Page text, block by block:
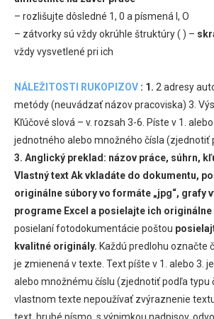
– rozlišujte dôsledné 1, 0 a písmená l, O
– zátvorky sú vždy okrúhle štruktúry ( ) –
vždy vysvetlené pri ich
NÁLEŽITOSTI RUKOPIZOV : 1. 2 adresy
metódy (neuvádzať názov pracoviska) 3.
Kľúčové slová – v. rozsah 3-6. Píste v 1.
jednotného alebo množného čísla (zjednotiť
3. Anglický preklad: názov práce, súhrn,
Vlastný textAk vkladáte do dokumentu,
originálne súbory vo formáte „jpg“, grafy
programe Excel a posielajte ich originálne
posielaní fotodokumentácie poštou
kvalitné originály. Každú predlohu označte
je zmienená v texte. Text píšte v 1. alebo 3.
alebo množnému číslu (zjednotiť podľa typu
vlastnom texte nepoužívať zvýraznenie
text, hrubé písmo, s výnimkou nadpisov,